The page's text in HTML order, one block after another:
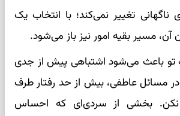
ناگهانی تغییر نمی‌کند؛ با انتخاب یک
آن، مسیر بقیه امور نیز باز می‌شود.
تو باعث می‌شود اشتباهی پیش از جدی
عاطفی، بیش از حد رفتار طرف
نکن. بخشی از سردی‌ای که احساس